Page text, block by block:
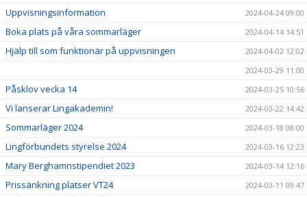
Uppvisningsinformation 2024-04-24 09:00
Boka plats på våra sommarläger 2024-04-14 14:51
Hjälp till som funktionär på uppvisningen
2024-04-02 12:02
2024-03-29 11:00
Påsklov vecka 14 2024-03-25 10:56
Vi lanserar Lingakademin! 2024-03-22 14:42
Sommarläger 2024 2024-03-18 08:00
Lingförbundets styrelse 2024 2024-03-16 12:23
Mary Berghamnstipendiet 2023 2024-03-14 12:16
Prissänkning platser VT24 2024-03-11 09:47